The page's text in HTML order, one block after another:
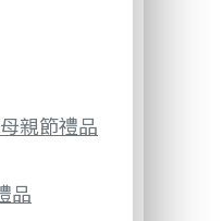
親節禮品
品